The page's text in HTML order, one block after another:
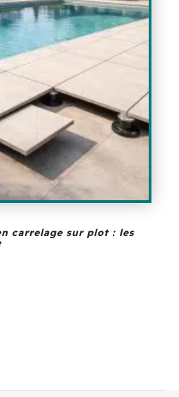
carrelage sur plot : les